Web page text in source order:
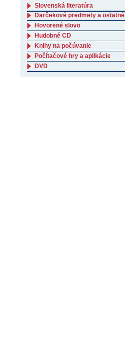
Slovenská literatúra
Darčekové predmety a ostatné
Hovorené slovo
Hudobné CD
Knihy na počúvanie
Počítačové hry a aplikácie
DVD